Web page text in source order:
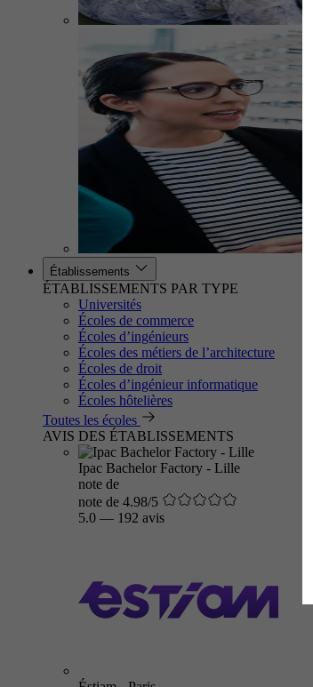
Établissements
ÉTABLISSEMENTS PAR TYPE
Universités
Écoles de commerce
Écoles d’ingénieurs
Écoles des métiers de l’architecture
Écoles de droit
Écoles d’ingénieur informatique
Écoles hôtelières
Toutes les écoles
AVIS DES ÉTABLISSEMENTS
Ipac Bachelor Factory - Lille
note de
note de 4.98/5
5.0 — 192 avis